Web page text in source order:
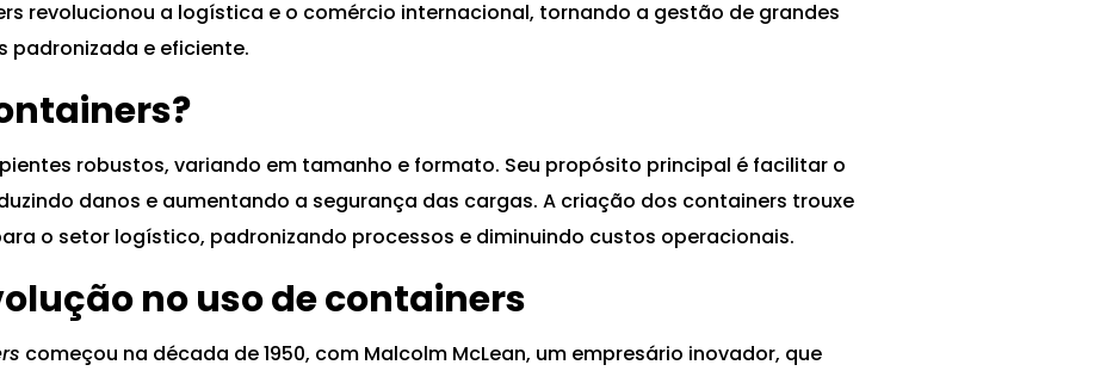
revolucionou a logística e o comércio internacional, tornando a gestão de grandes
padronizada e eficiente.
robustos, variando em tamanho e formato. Seu propósito principal é facilitar o
danos e aumentando a segurança das cargas. A criação dos containers trouxe
o setor logístico, padronizando processos e diminuindo custos operacionais.
no uso de containers
começou na década de 1950, com Malcolm McLean, um empresário inovador, que